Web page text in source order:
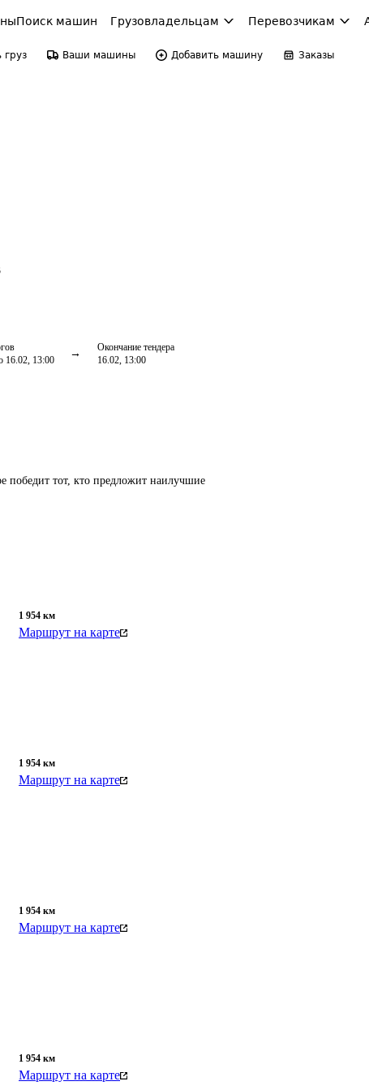
Поиск машин Грузовладельцам Перевозчикам
груз Ваши машины Добавить машину Заказы
16.02, 13:00
Окончание тендера
16.02, 13:00
победит тот, кто предложит наилучшие
1 954 км
Маршрут на карте
1 954 км
Маршрут на карте
1 954 км
Маршрут на карте
1 954 км
Маршрут на карте